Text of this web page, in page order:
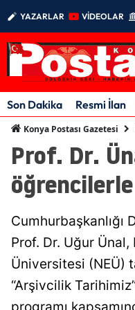
YAZARLAR VİDEOLAR
Son Dakika Resmi İlan
Konya Postası Gazetesi
Prof. Dr.
Cumhurbaşkanlığı
Prof. Dr. Uğur
Üniversitesi (NEÜ)
“Arşivcilik